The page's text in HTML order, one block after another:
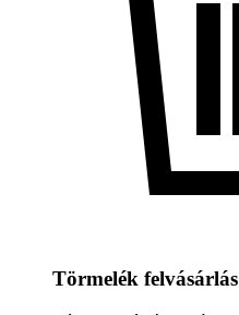
Törmelék felvásárlás